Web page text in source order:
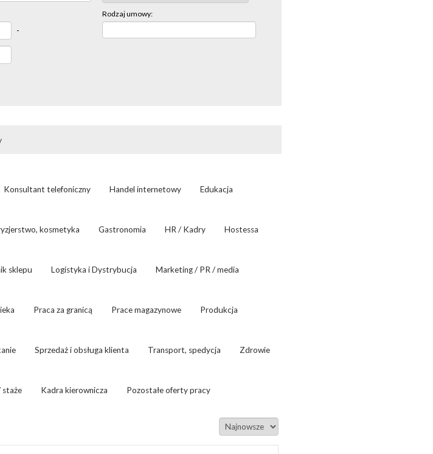
-
Rodzaj umowy:
Konsultant telefoniczny Handel internetowy Edukacja
kosmetyka Gastronomia HR / Kadry Hostessa
sklepu Logistyka i Dystrybucja Marketing / PR / media
Praca za granicą Prace magazynowe Produkcja
Sprzedaż i obsługa klienta Transport, spedycja Zdrowie
staże Kadra kierownicza Pozostałe oferty pracy